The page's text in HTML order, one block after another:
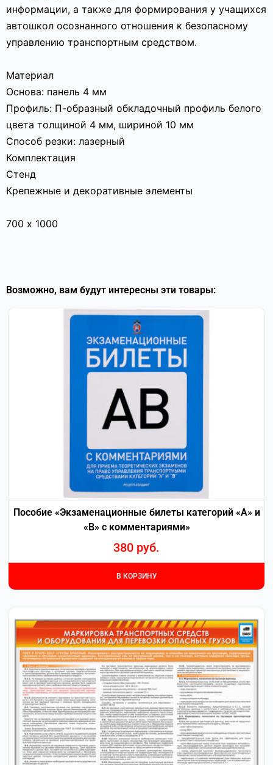
информации, а также для формирования у учащихся
автошкол осознанного отношения к безопасному
управлению транспортным средством.
Материал
Основа: панель 4 мм
Профиль: П-образный обкладочный профиль белого
цвета толщиной 4 мм, шириной 10 мм
Способ резки: лазерный
Комплектация
Стенд
Крепежные и декоративные элементы
700 х 1000
Возможно, вам будут интересны эти товары:
Пособие «Экзаменационные билеты категорий «А» и
«В» с комментариями»
380 руб.
В КОРЗИНУ